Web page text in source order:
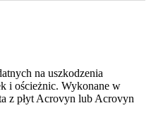
na uszkodzenia
i ościeżnic. Wykonane w
z płyt Acrovyn lub Acrovyn